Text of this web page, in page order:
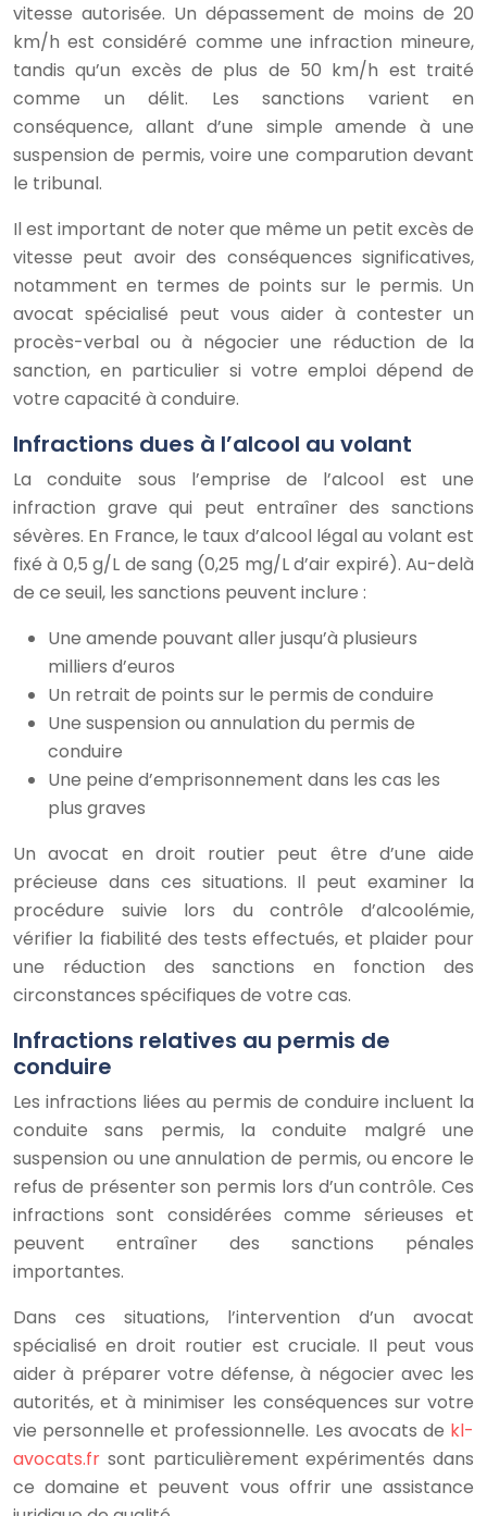
vitesse autorisée. Un dépassement de moins de 20
km/h est considéré comme une infraction mineure,
tandis qu’un excès de plus de 50 km/h est traité
comme un délit. Les sanctions varient en
conséquence, allant d’une simple amende à une
suspension de permis, voire une comparution devant
le tribunal.
Il est important de noter que même un petit excès de
vitesse peut avoir des conséquences significatives,
notamment en termes de points sur le permis. Un
avocat spécialisé peut vous aider à contester un
procès-verbal ou à négocier une réduction de la
sanction, en particulier si votre emploi dépend de
votre capacité à conduire.
Infractions dues à l’alcool au volant
La conduite sous l’emprise de l’alcool est une
infraction grave qui peut entraîner des sanctions
sévères. En France, le taux d’alcool légal au volant est
fixé à 0,5 g/L de sang (0,25 mg/L d’air expiré). Au-delà
de ce seuil, les sanctions peuvent inclure :
Une amende pouvant aller jusqu’à plusieurs
milliers d’euros
Un retrait de points sur le permis de conduire
Une suspension ou annulation du permis de
conduire
Une peine d’emprisonnement dans les cas les
plus graves
Un avocat en droit routier peut être d’une aide
précieuse dans ces situations. Il peut examiner la
procédure suivie lors du contrôle d’alcoolémie,
vérifier la fiabilité des tests effectués, et plaider pour
une réduction des sanctions en fonction des
circonstances spécifiques de votre cas.
Infractions relatives au permis de
conduire
Les infractions liées au permis de conduire incluent la
conduite sans permis, la conduite malgré une
suspension ou une annulation de permis, ou encore le
refus de présenter son permis lors d’un contrôle. Ces
infractions sont considérées comme sérieuses et
peuvent entraîner des sanctions pénales
importantes.
Dans ces situations, l’intervention d’un avocat
spécialisé en droit routier est cruciale. Il peut vous
aider à préparer votre défense, à négocier avec les
autorités, et à minimiser les conséquences sur votre
vie personnelle et professionnelle. Les avocats de kl-
avocats.fr sont particulièrement expérimentés dans
ce domaine et peuvent vous offrir une assistance